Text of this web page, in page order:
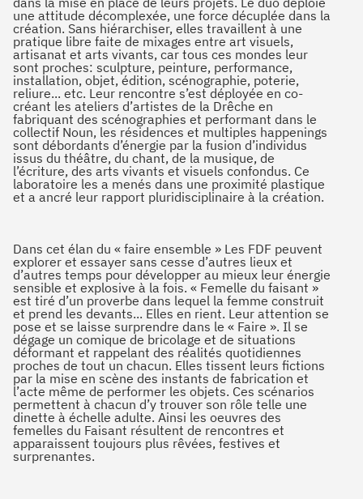
une attitude décomplexée, une force décuplée dans la
création. Sans hiérarchiser, elles travaillent à une
pratique libre faite de mixages entre art visuels,
artisanat et arts vivants, car tous ces mondes leur
sont proches: sculpture, peinture, performance,
installation, objet, édition, scénographie, poterie,
reliure... etc. Leur rencontre s’est déployée en co-
créant les ateliers d’artistes de la Drêche en
fabriquant des scénographies et performant dans le
collectif Noun, les résidences et multiples happenings
sont débordants d’énergie par la fusion d’individus
issus du théâtre, du chant, de la musique, de
l’écriture, des arts vivants et visuels confondus. Ce
laboratoire les a menés dans une proximité plastique
et a ancré leur rapport pluridisciplinaire à la création.
Dans cet élan du « faire ensemble » Les FDF peuvent
explorer et essayer sans cesse d’autres lieux et
d’autres temps pour développer au mieux leur énergie
sensible et explosive à la fois. « Femelle du faisant »
est tiré d’un proverbe dans lequel la femme construit
et prend les devants... Elles en rient. Leur attention se
pose et se laisse surprendre dans le « Faire ». Il se
dégage un comique de bricolage et de situations
déformant et rappelant des réalités quotidiennes
proches de tout un chacun. Elles tissent leurs fictions
par la mise en scène des instants de fabrication et
l’acte même de performer les objets. Ces scénarios
permettent à chacun d’y trouver son rôle telle une
dinette à échelle adulte. Ainsi les oeuvres des
femelles du Faisant résultent de rencontres et
apparaissent toujours plus rêvées, festives et
surprenantes.